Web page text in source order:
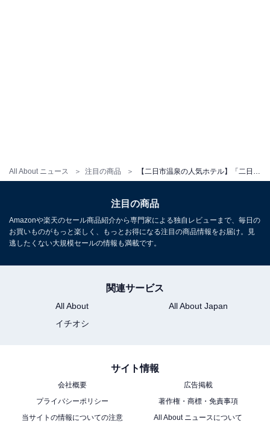
All About ニュース 注目の商品
チェックイン・チェックアウト
チェックアウト：11:00
※プランにより時間が異なる可能性があります
また、記事中の宿泊プランを予約すると、売上の一部が
オールアバウトに還元されることがあります。
【原鶴温泉の人気ホテル】「原鶴温泉 旅館 佐藤
荘」が選ばれる理由
注目の商品
Amazonや楽天のセール商品紹介から専門家による独自レビューまで、毎日の
お買いものがもっと楽しく、もっとお得になる注目の商品情報をお届け。見
逃したくない大規模セールの情報も満載です。
関連サービス
All About
All About Japan
イチオシ
サイト情報
会社概要
広告掲載
プライバシーポリシー
著作権・商標・免責事項
当サイトの情報についての注意
All About ニュースについて